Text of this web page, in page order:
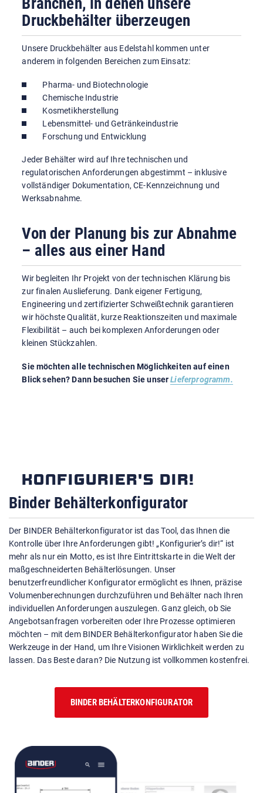
Druckbehälter überzeugen
Unsere Druckbehälter aus Edelstahl kommen unter
anderem in folgenden Bereichen zum Einsatz:
Pharma- und Biotechnologie
Chemische Industrie
Kosmetikherstellung
Lebensmittel- und Getränkeindustrie
Forschung und Entwicklung
Jeder Behälter wird auf Ihre technischen und
regulatorischen Anforderungen abgestimmt – inklusive
vollständiger Dokumentation, CE-Kennzeichnung und
Werksabnahme.
Von der Planung bis zur Abnahme
– alles aus einer Hand
Wir begleiten Ihr Projekt von der technischen Klärung bis
zur finalen Auslieferung. Dank eigener Fertigung,
Engineering und zertifizierter Schweißtechnik garantieren
wir höchste Qualität, kurze Reaktionszeiten und maximale
Flexibilität – auch bei komplexen Anforderungen oder
kleinen Stückzahlen.
Sie möchten alle technischen Möglichkeiten auf einen
Blick sehen? Dann besuchen Sie unserLieferprogramm.
KONFIGURIER'S DIR!
Binder Behälterkonfigurator
Der BINDER Behälterkonfigurator ist das Tool, das Ihnen die
Kontrolle über Ihre Anforderungen gibt! „Konfigurier’s dir!“ ist
mehr als nur ein Motto, es ist Ihre Eintrittskarte in die Welt der
maßgeschneiderten Behälterlösungen. Unser
benutzerfreundlicher Konfigurator ermöglicht es Ihnen, präzise
Volumenberechnungen durchzuführen und Behälter nach Ihren
individuellen Anforderungen auszulegen. Ganz gleich, ob Sie
Angebotsanfragen vorbereiten oder Ihre Prozesse optimieren
möchten – mit dem BINDER Behälterkonfigurator haben Sie die
Werkzeuge in der Hand, um Ihre Visionen Wirklichkeit werden zu
lassen. Das Beste daran? Die Nutzung ist vollkommen kostenfrei.
BINDER BEHÄLTERKONFIGURATOR